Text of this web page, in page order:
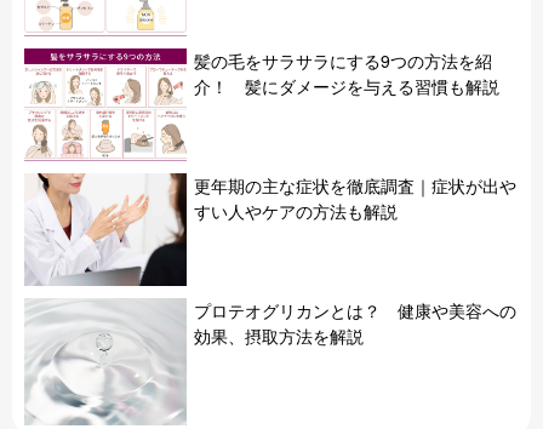
髪の毛をサラサラにする9つの方法を紹
介！ 髪にダメージを与える習慣も解説
更年期の主な症状を徹底調査｜症状が出や
すい人やケアの方法も解説
プロテオグリカンとは？ 健康や美容への
効果、摂取方法を解説